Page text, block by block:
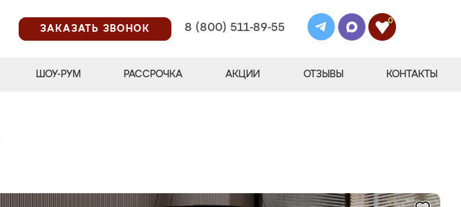
ЗАКАЗАТЬ ЗВОНОК
8 (800) 511-89-55
0
ШОУ-РУМ РАССРОЧКА АКЦИИ ОТЗЫВЫ КОНТАКТЫ